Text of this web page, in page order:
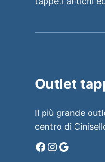
Outlet
Il più grande
centro di
Facebook
Instagram
Google